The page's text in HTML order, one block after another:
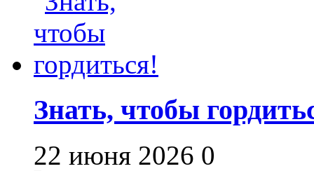
Знать, чтобы
22 июня 2026 0